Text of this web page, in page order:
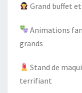
Grand buffet
Animations
grands
Stand de
terrifiant